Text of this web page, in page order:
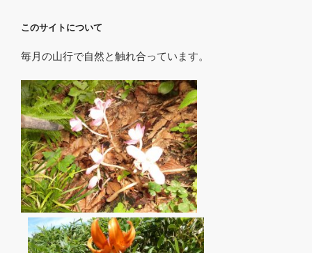
このサイトについて
毎月の山行で自然と触れ合っています。